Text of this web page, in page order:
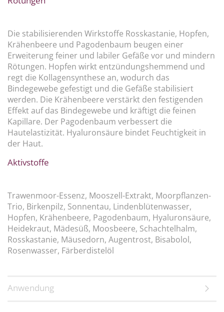
Die stabilisierenden Wirkstoffe Rosskastanie, Hopfen,
Krähenbeere und Pagodenbaum beugen einer
Erweiterung feiner und labiler Gefäße vor und mindern
Rötungen. Hopfen wirkt entzündungshemmend und
regt die Kollagensynthese an, wodurch das
Bindegewebe gefestigt und die Gefäße stabilisiert
werden. Die Krähenbeere verstärkt den festigenden
Effekt auf das Bindegewebe und kräftigt die feinen
Kapillare. Der Pagodenbaum verbessert die
Hautelastizität. Hyaluronsäure bindet Feuchtigkeit in
der Haut.
Aktivstoffe
Trawenmoor-Essenz, Mooszell-Extrakt, Moorpflanzen-
Trio, Birkenpilz, Sonnentau, Lindenblütenwasser,
Hopfen, Krähenbeere, Pagodenbaum, Hyaluronsäure,
Heidekraut, Mädesüß, Moosbeere, Schachtelhalm,
Rosskastanie, Mäusedorn, Augentrost, Bisabolol,
Rosenwasser, Färberdistelöl
Anwendung